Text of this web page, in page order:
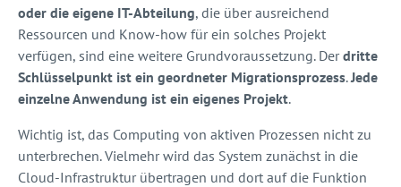
oder die eigene IT-Abteilung, die über ausreichend
Ressourcen und Know-how für ein solches Projekt
verfügen, sind eine weitere Grundvoraussetzung. Derdritte
Schlüsselpunkt ist ein geordneter Migrationsprozess.Jede
einzelne Anwendung ist ein eigenes Projekt.
Wichtig ist, das Computing von aktiven Prozessen nicht zu
unterbrechen. Vielmehr wird das System zunächst in die
Cloud-Infrastruktur übertragen und dort auf die Funktion